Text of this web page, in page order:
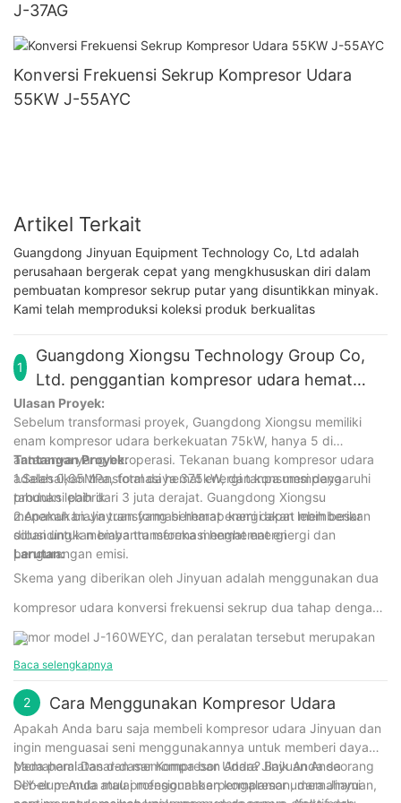
J-37AG
Konversi Frekuensi Sekrup Kompresor Udara
55KW J-55AYC
Artikel Terkait
Guangdong Jinyuan Equipment Technology Co, Ltd adalah
perusahaan bergerak cepat yang mengkhususkan diri dalam
pembuatan kompresor sekrup putar yang disuntikkan minyak.
Kami telah memproduksi koleksi produk berkualitas
1
Guangdong Xiongsu Technology Group Co,
Ltd. penggantian kompresor udara hemat
energi
Ulasan Proyek:
Sebelum transformasi proyek, Guangdong Xiongsu memiliki
enam kompresor udara berkekuatan 75kW, hanya 5 di
antaranya yang beroperasi. Tekanan buang kompresor udara
adalah 0,65MPa, total daya 375kW, dan konsumsi daya
tahunan lebih dari 3 juta derajat. Guangdong Xiongsu
menemukan Jinyuan yang berharap kami dapat memberikan
solusi untuk membantu mereka menghemat energi dan
pengurangan emisi.
Tantangan Proyek:
1.Selesaikan transformasi hemat energi tanpa mempengaruhi
produksi pabrik
2.Apakah biaya transformasi hemat energi akan lebih besar
dibandingkan biaya transformasi hemat energi
Larutan:
Skema yang diberikan oleh Jinyuan adalah menggunakan dua
kompresor udara konversi frekuensi sekrup dua tahap dengan
nomor model J-160WEYC, dan peralatan tersebut merupakan
produk efisiensi energi kelas satu nasional. Setelah
penggantian produk, penghematan energi per jam pada
tekanan gas buang yang sama sebesar 0,65MPa adalah
sekitar 61kW, konsumsi daya tahunan berkurang sekitar 50 ribu
derajat listrik, dan efek penghematan energi dapat mencapai
Baca selengkapnya
2 Cara Menggunakan Kompresor Udara
Apakah Anda baru saja membeli kompresor udara Jinyuan dan
ingin menguasai seni menggunakannya untuk memberi daya
pada peralatan dan memompa ban Anda? Baik Anda seorang
DIY-er pemula atau profesional berpengalaman, memahami
Memahami Dasar-dasar Kompresor Udara Jinyuan Anda
Sebelum Anda mulai menggunakan kompresor udara Jinyuan,